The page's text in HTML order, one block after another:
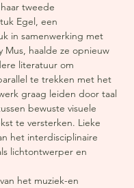
tweede
Egel, een
in samenwerking met
Mus, haalde ze opnieuw
literatuur om
te trekken met het
graag leiden door taal
bewuste visuele
te versterken. Lieke
het interdisciplinaire
lichtontwerper en
het muziek-en